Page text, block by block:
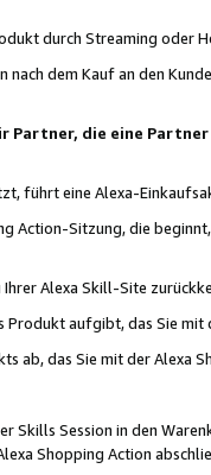
durch Streaming oder
dem Kauf an den
die eine
führt eine Alexa-
Action-Sitzung, die
Alexa Skill-Site
aufgibt, das Sie mit
ab, das Sie mit der Alexa
Skills Session in den
Shopping Action